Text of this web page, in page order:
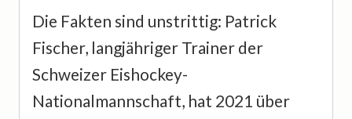
Die Fakten sind unstrittig: Patrick
Fischer, langjähriger Trainer der
Schweizer Eishockey-
Nationalmannschaft, hat 2021 über